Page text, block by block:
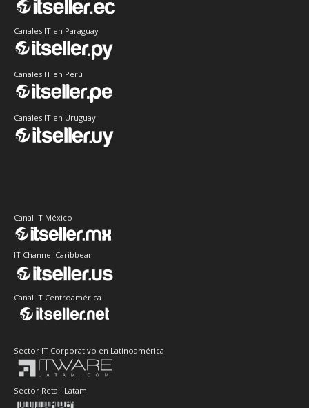
Canales IT en Paraguay
Canales IT en Perú
Canales IT en Uruguay
Canal IT México
IT Channel Caribbean
Canal IT Centroamérica
Sector IT Corporativo en Latinoamérica
Sector Retail Latam